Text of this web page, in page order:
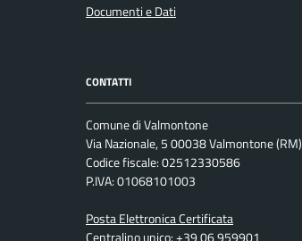
Documenti e Dati
CONTATTI
Comune di Valmontone
Via Nazionale, 5 00038 Valmontone (RM)
Codice fiscale: 02512330586
P.IVA: 01068101003
Posta Elettronica Certificata